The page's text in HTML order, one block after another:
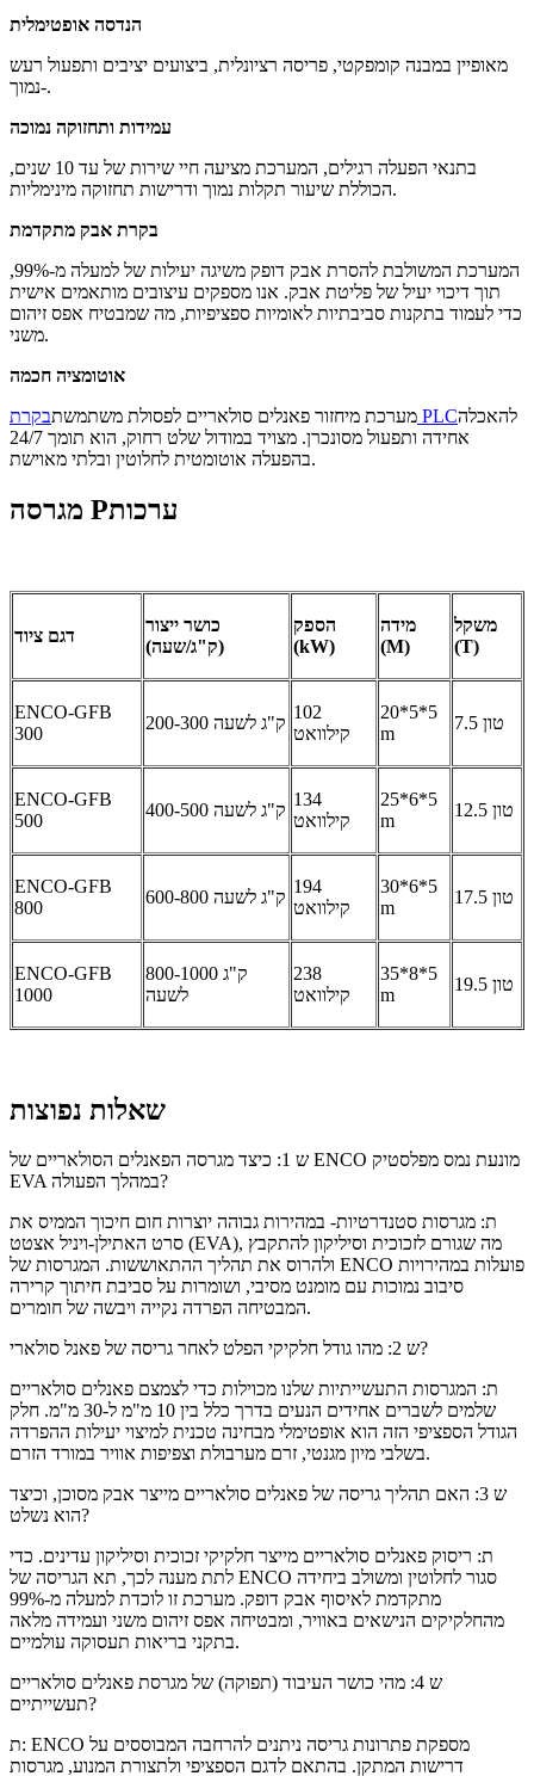
הנדסה אופטימלית
מאופיין במבנה קומפקטי, פריסה רציונלית, ביצועים יציבים ותפעול רעש
נמוך-.
עמידות ותחזוקה נמוכה
בתנאי הפעלה רגילים, המערכת מציעה חיי שירות של עד 10 שנים,
הכוללת שיעור תקלות נמוך ודרישות תחזוקה מינימליות.
בקרת אבק מתקדמת
המערכת המשולבת להסרת אבק דופק משיגה יעילות של למעלה מ-99%,
תוך דיכוי יעיל של פליטת אבק. אנו מספקים עיצובים מותאמים אישית
כדי לעמוד בתקנות סביבתיות לאומיות ספציפיות, מה שמבטיח אפס זיהום
משני.
אוטומציה חכמה
מערכת מיחזור פאנלים סולאריים לפסולת משתמשת בקרת PLCלהאכלה
אחידה ותפעול מסונכרן. מצויד במודול שלט רחוק, הוא תומך 24/7
בהפעלה אוטומטית לחלוטין ובלתי מאוישת.
מגרסה Pערכות
דגם ציוד
כושר ייצור
(ק"ג/שעה)
הספק
(kW)
מידה
(M)
משקל
(T)
ENCO-GFB
300
200-300 ק"ג לשעה
102
קילוואט
20*5*5
m
7.5 טון
ENCO-GFB
500
400-500 ק"ג לשעה
134
קילוואט
25*6*5
m
12.5 טון
ENCO-GFB
800
600-800 ק"ג לשעה
194
קילוואט
30*6*5
m
17.5 טון
ENCO-GFB
1000
800-1000 ק"ג
לשעה
238
קילוואט
35*8*5
m
19.5 טון
שאלות נפוצות
ש 1: כיצד מגרסה הפאנלים הסולאריים של ENCO מונעת נמס מפלסטיק
EVA במהלך הפעולה?
ת: מגרסות סטנדרטיות- במהירות גבוהה יוצרות חום חיכוך הממיס את
סרט האתילן-ויניל אצטט (EVA), מה שגורם לזכוכית וסיליקון להתקבץ
ולהרוס את תהליך ההתאוששות. המגרסות של ENCO פועלות במהירויות
סיבוב נמוכות עם מומנט מסיבי, ושומרות על סביבת חיתוך קרירה
המבטיחה הפרדה נקייה ויבשה של חומרים.
ש 2: מהו גודל חלקיקי הפלט לאחר גריסה של פאנל סולארי?
ת: המגרסות התעשייתיות שלנו מכוילות כדי לצמצם פאנלים סולאריים
שלמים לשברים אחידים הנעים בדרך כלל בין 10 מ"מ ל-30 מ"מ. חלק
הגודל הספציפי הזה הוא אופטימלי מבחינה טכנית למיצוי יעילות ההפרדה
בשלבי מיון מגנטי, זרם מערבולת וצפיפות אוויר במורד הזרם.
ש 3: האם תהליך גריסה של פאנלים סולאריים מייצר אבק מסוכן, וכיצד
הוא נשלט?
ת: ריסוק פאנלים סולאריים מייצר חלקיקי זכוכית וסיליקון עדינים. כדי
לתת מענה לכך, תא הגריסה של ENCO סגור לחלוטין ומשולב ביחידה
מתקדמת לאיסוף אבק דופק. מערכת זו לוכדת למעלה מ-99%
מהחלקיקים הנישאים באוויר, ומבטיחה אפס זיהום משני ועמידה מלאה
בתקני בריאות תעסוקה עולמיים.
ש 4: מהי כושר העיבוד (תפוקה) של מגרסת פאנלים סולאריים
תעשייתיים?
ת: ENCO מספקת פתרונות גריסה ניתנים להרחבה המבוססים על
דרישות המתקן. בהתאם לדגם הספציפי ולתצורת המנוע, מגרסות